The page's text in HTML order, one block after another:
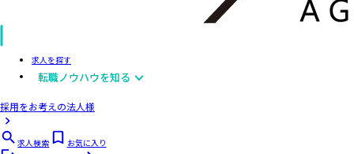
求人を探す
転職ノウハウを知る
採用をお考えの法人様
求人検索
お気に入り